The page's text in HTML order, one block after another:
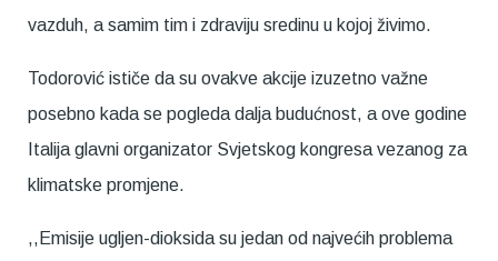
vazduh, a samim tim i zdraviju sredinu u kojoj živimo.
Todorović ističe da su ovakve akcije izuzetno važne
posebno kada se pogleda dalja budućnost, a ove godine
Italija glavni organizator Svjetskog kongresa vezanog za
klimatske promjene.
,,Emisije ugljen-dioksida su jedan od najvećih problema